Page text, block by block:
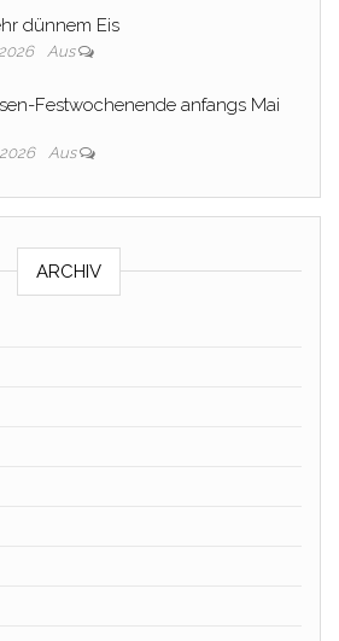
dünnem Eis
Aus
Festwochenende anfangs Mai
2026 Aus
ARCHIV